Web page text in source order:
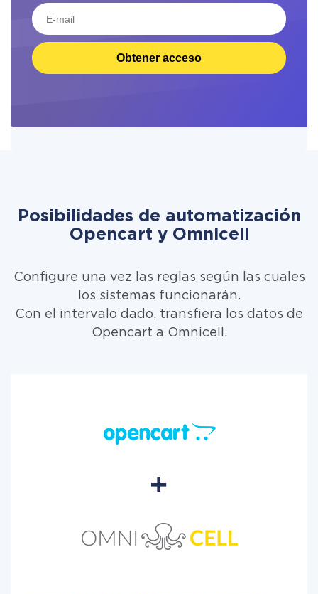
Obtener acceso
Posibilidades de automatización
Opencart y Omnicell
Configure una vez las reglas según las cuales
los sistemas funcionarán.
Con el intervalo dado, transfiera los datos de
Opencart a Omnicell.